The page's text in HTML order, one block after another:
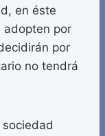
en éste
adopten por
por
no tendrá